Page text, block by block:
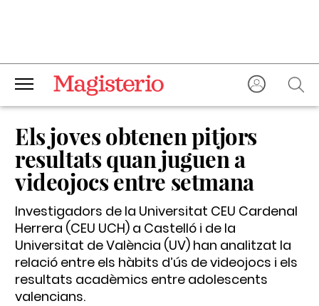
Els joves obtenen pitjors
resultats quan juguen a
videojocs entre setmana
Investigadors de la Universitat CEU Cardenal
Herrera (CEU UCH) a Castelló i de la
Universitat de València (UV) han analitzat la
relació entre els hàbits d’ús de videojocs i els
resultats acadèmics entre adolescents
valencians.